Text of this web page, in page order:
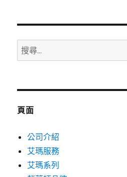
搜
尋
鍵
頁面
公司介紹
艾瑪服務
艾瑪系列